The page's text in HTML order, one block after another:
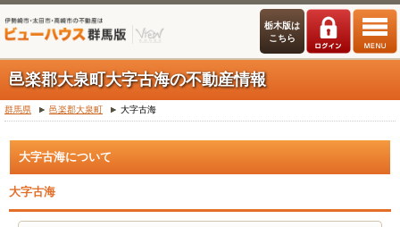
栃木版は
こちら
邑楽郡大泉町大字古海の不動産情報
群馬県 邑楽郡大泉町 大字古海
大字古海について
大字古海